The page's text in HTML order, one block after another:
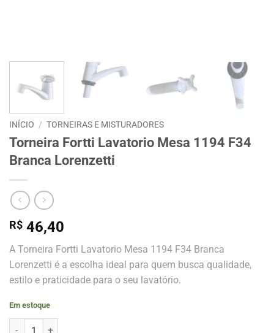
INÍCIO / TORNEIRAS E MISTURADORES
Torneira Fortti Lavatorio Mesa 1194 F34
Branca Lorenzetti
R$ 46,40
A Torneira Fortti Lavatorio Mesa 1194 F34 Branca
Lorenzetti é a escolha ideal para quem busca qualidade,
estilo e praticidade para o seu lavatório.
Em estoque
Torneira Fortti Lavatorio Mesa 1194 F34 Branca Lorenzetti